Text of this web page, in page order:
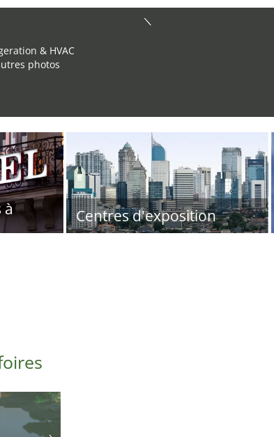
& HVAC
photos
à Centres d'exposition